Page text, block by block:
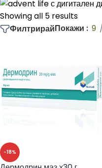
Showing all 5 results
ФилтрирайПокажи 9
-18%